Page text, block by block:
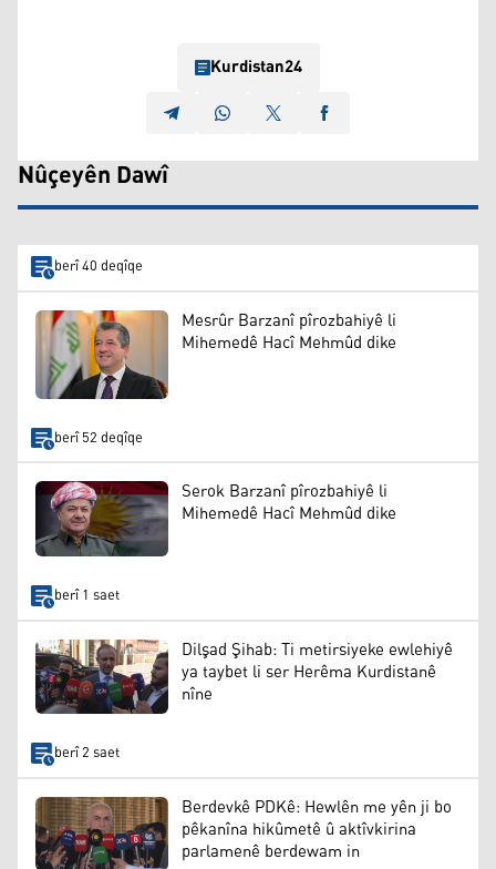
Kurdistan24
Nûçeyên Dawî
berî 40 deqîqe
Mesrûr Barzanî pîrozbahiyê li
Mihemedê Hacî Mehmûd dike
berî 52 deqîqe
Serok Barzanî pîrozbahiyê li
Mihemedê Hacî Mehmûd dike
berî 1 saet
Dilşad Şihab: Ti metirsiyeke ewlehiyê
ya taybet li ser Herêma Kurdistanê
nîne
berî 2 saet
Berdevkê PDKê: Hewlên me yên ji bo
pêkanîna hikûmetê û aktîvkirina
parlamenê berdewam in